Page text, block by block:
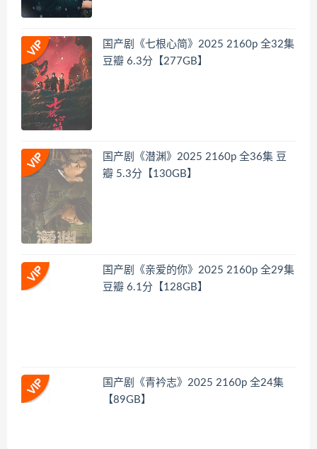
国产剧《七根心简》2025 2160p 全32集
豆瓣 6.3分【277GB】
国产剧《潜渊》2025 2160p 全36集 豆
瓣 5.3分【130GB】
国产剧《亲爱的你》2025 2160p 全29集
豆瓣 6.1分【128GB】
国产剧《青衿志》2025 2160p 全24集
【89GB】